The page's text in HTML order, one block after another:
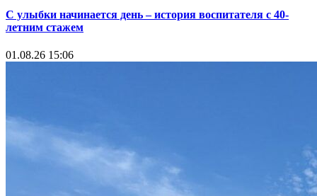
С улыбки начинается день – история воспитателя с 40-
летним стажем
01.08.26 15:06